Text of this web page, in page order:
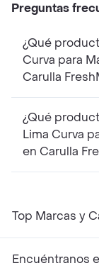
Preguntas
¿Qué
Curva para Manicure
Carulla
¿Qué
Lima Curva para
en Carulla
Top Marcas y
Encuéntranos